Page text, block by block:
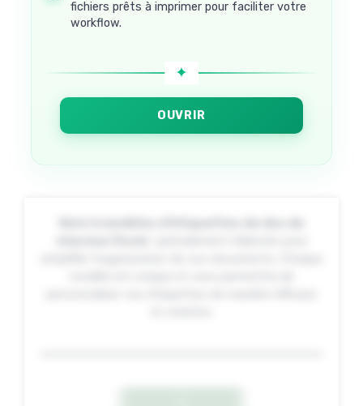
fichiers prêts à imprimer pour faciliter votre
workflow.
OUVRIR